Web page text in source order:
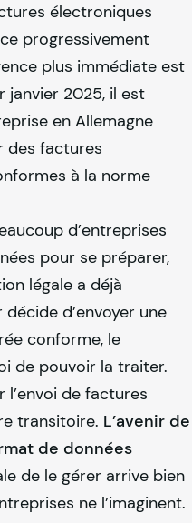
électroniques
progressivement
plus immédiate est
janvier 2025, il est
en Allemagne
des factures
à la norme
d’entreprises
pour se préparer,
légale a déjà
d’envoyer une
conforme, le
de pouvoir la traiter.
de factures
transitoire. L’avenir de
de données
de le gérer arrive bien
ne l’imaginent.